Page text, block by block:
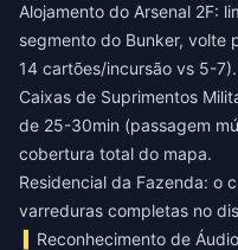
Alojamento do Arsenal 2F:
segmento do Bunker, volte
14 cartões/incursão vs 5-7).
Caixas de Suprimentos
de 25-30min (passagem
cobertura total do mapa.
Residencial da Fazenda: o
varreduras completas no
Reconhecimento de Áudio